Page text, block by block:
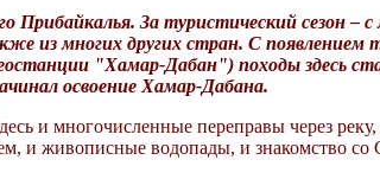
За туристический сезон – с
из многих других стран. С появлением
"Хамар-Дабан") походы здесь
освоение Хамар-Дабана.
и многочисленные переправы через
и живописные водопады, и знакомство со